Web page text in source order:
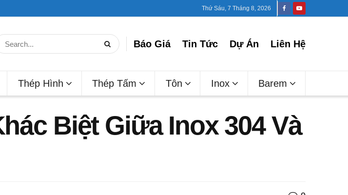
Thứ Sáu, 7 Tháng 8, 2026
Báo Giá Tin Tức Dự Án Liên Hệ
Thép Hình Thép Tấm Tôn Inox Barem
Biệt Giữa Inox 304 Và